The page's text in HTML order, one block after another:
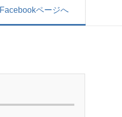
Facebookページへ